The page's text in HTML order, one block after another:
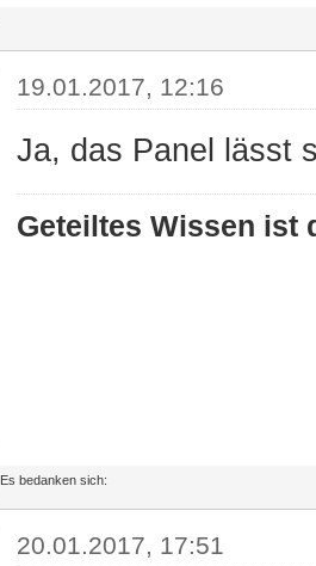
19.01.2017, 12:16
Ja, das Panel lässt
Geteiltes Wissen ist
Es bedanken sich:
20.01.2017, 17:51